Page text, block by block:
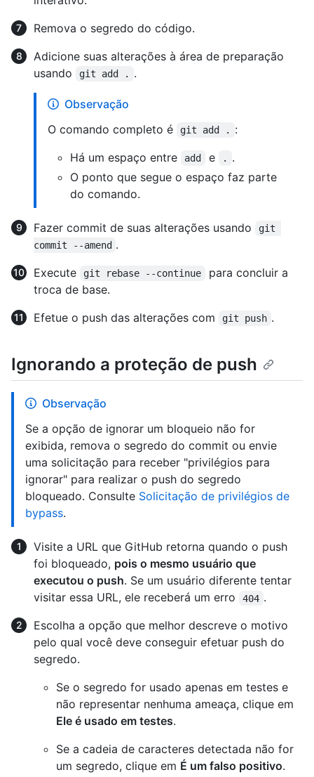
Remova o segredo do código.
Adicione suas alterações à área de preparação
usando
git add . .
Observação
O comando completo é
git add .
:
Há um espaço entre
add e .
.
O ponto que segue o espaço faz parte
do comando.
Fazer commit de suas alterações usando
git
commit --amend .
Execute
git rebase --continue
para concluir a
troca de base.
Efetue o push das alterações com
git push .
Ignorando a proteção de push
Observação
Se a opção de ignorar um bloqueio não for
exibida, remova o segredo do commit ou envie
uma solicitação para receber "privilégios para
ignorar" para realizar o push do segredo
bloqueado. Consulte Solicitação de privilégios de
bypass.
Visite a URL que GitHub retorna quando o push
foi bloqueado, pois o mesmo usuário que
executou o push. Se um usuário diferente tentar
visitar essa URL, ele receberá um erro
404 .
Escolha a opção que melhor descreve o motivo
pelo qual você deve conseguir efetuar push do
segredo.
Se o segredo for usado apenas em testes e
não representar nenhuma ameaça, clique em
Ele é usado em testes.
Se a cadeia de caracteres detectada não for
um segredo, clique em É um falso positivo.